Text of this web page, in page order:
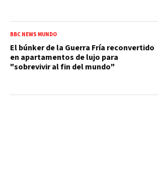
BBC NEWS MUNDO
El búnker de la Guerra Fría reconvertido
en apartamentos de lujo para
"sobrevivir al fin del mundo"